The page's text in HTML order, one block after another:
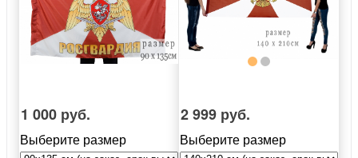
1 000 руб.
Выберите размер
2 999 руб.
Выберите размер